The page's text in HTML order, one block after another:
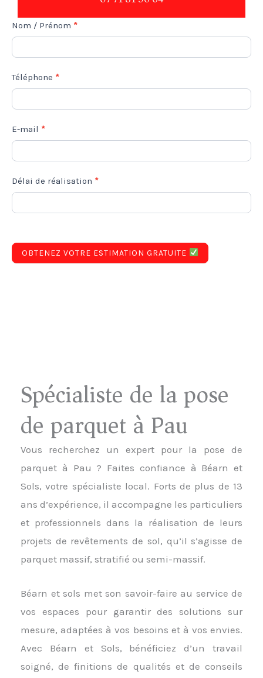
Formulaire
-
PAGE
Nom / Prénom *
Téléphone *
E-mail *
Délai de réalisation *
OBTENEZ VOTRE ESTIMATION GRATUITE
Spécialiste de la pose
de parquet à Pau
Vous recherchez un expert pour la pose de
parquet à Pau ? Faites confiance à Béarn et
Sols, votre spécialiste local. Forts de plus de 13
ans d’expérience, il accompagne les particuliers
et professionnels dans la réalisation de leurs
projets de revêtements de sol, qu’il s’agisse de
parquet massif, stratifié ou semi-massif.
Béarn et sols met son savoir-faire au service de
vos espaces pour garantir des solutions sur
mesure, adaptées à vos besoins et à vos envies.
Avec Béarn et Sols, bénéficiez d’un travail
soigné, de finitions de qualités et de conseils